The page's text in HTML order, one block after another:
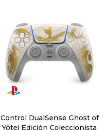
Control DualSense Ghost of
Yōtei Edición Coleccionista